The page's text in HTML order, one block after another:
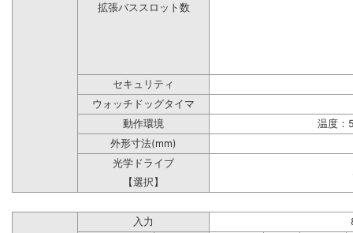
拡張バススロット数
セキュリティ
ウォッチドッグタイマ
動作環境
温度：
外形寸法(mm)
光学ドライブ
【選択】
入力